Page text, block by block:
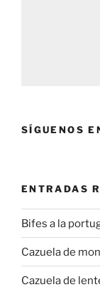
SÍGUENOS
ENTRADAS
Bifes a la
Cazuela de
Cazuela de